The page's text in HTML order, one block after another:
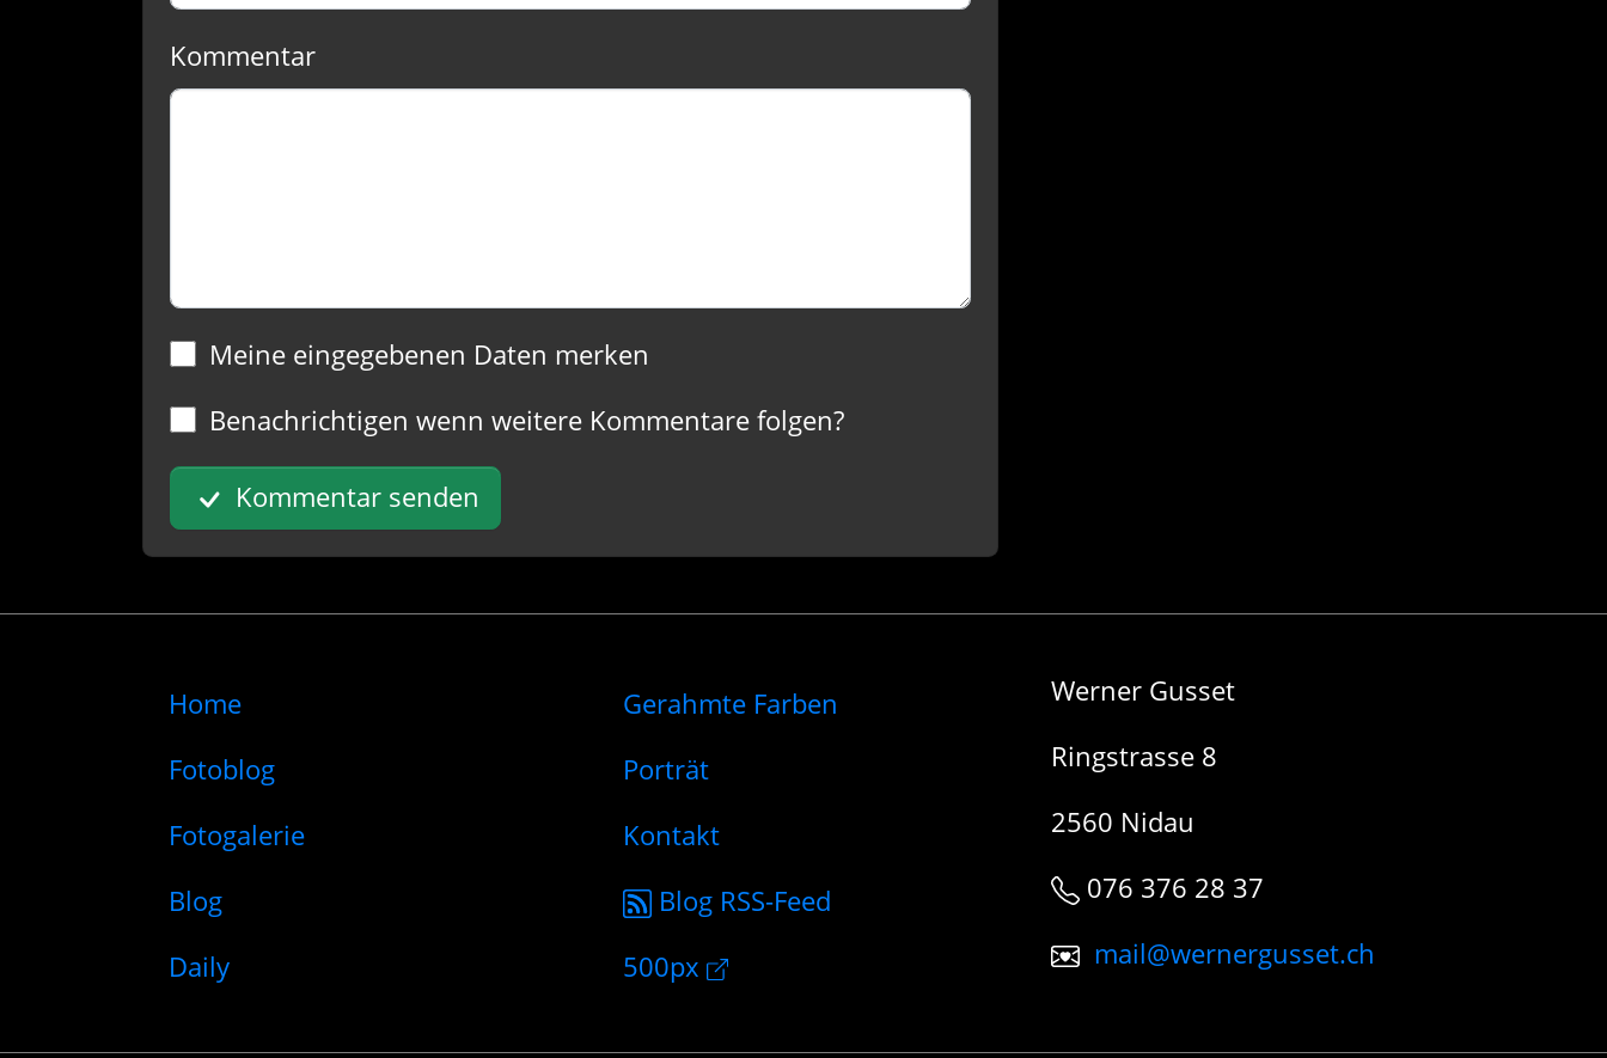
Kommentar
Meine eingegebenen Daten merken
Benachrichtigen wenn weitere Kommentare folgen?
Kommentar senden
Home
Fotoblog
Fotogalerie
Blog
Daily
Gerahmte Farben
Porträt
Kontakt
Blog RSS-Feed
500px
Werner Gusset
Ringstrasse 8
2560 Nidau
076 376 28 37
mail@wernergusset.ch